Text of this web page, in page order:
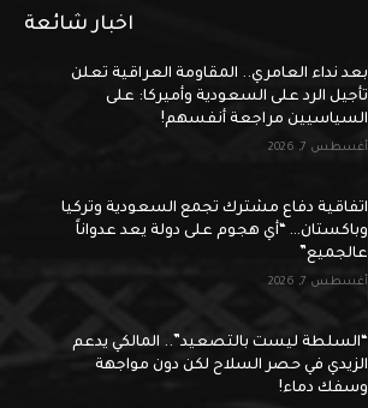
اخبار شائعة
بعد نداء العامري.. المقاومة العراقية تعلن
تأجيل الرد على السعودية وأميركا: على
السياسيين مراجعة أنفسهم!
أغسطس 7, 2026
اتفاقية دفاع مشترك تجمع السعودية وتركيا
وباكستان… “أي هجوم على دولة يعد عدواناً
عالجميع”
أغسطس 7, 2026
“السلطة ليست بالتصعيد”.. المالكي يدعم
الزيدي في حصر السلاح لكن دون مواجهة
وسفك دماء!